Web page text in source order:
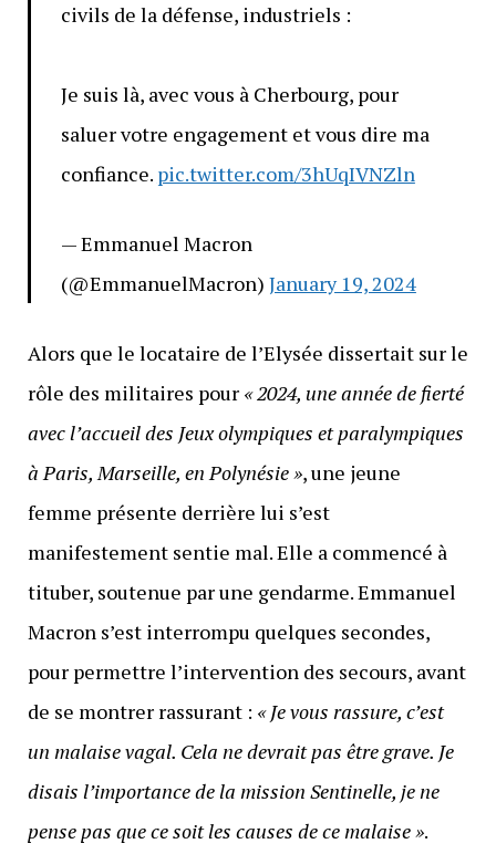
civils de la défense, industriels :
Je suis là, avec vous à Cherbourg, pour
saluer votre engagement et vous dire ma
confiance. pic.twitter.com/3hUqIVNZln
— Emmanuel Macron
(@EmmanuelMacron) January 19, 2024
Alors que le locataire de l’Elysée dissertait sur le
rôle des militaires pour « 2024, une année de fierté
avec l’accueil des Jeux olympiques et paralympiques
à Paris, Marseille, en Polynésie », une jeune
femme présente derrière lui s’est
manifestement sentie mal. Elle a commencé à
tituber, soutenue par une gendarme. Emmanuel
Macron s’est interrompu quelques secondes,
pour permettre l’intervention des secours, avant
de se montrer rassurant : « Je vous rassure, c’est
un malaise vagal. Cela ne devrait pas être grave. Je
disais l’importance de la mission Sentinelle, je ne
pense pas que ce soit les causes de ce malaise ».